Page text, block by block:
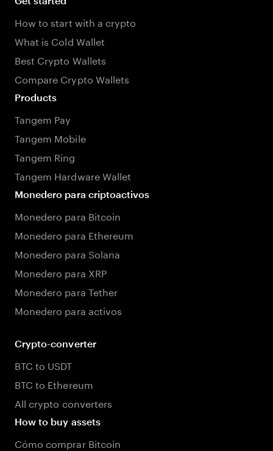
How to start with a crypto
What is Cold Wallet
Best Crypto Wallets
Compare Crypto Wallets
Products
Tangem Pay
Tangem Mobile
Tangem Ring
Tangem Hardware Wallet
Monedero para criptoactivos
Monedero para Bitcoin
Monedero para Ethereum
Monedero para Solana
Monedero para XRP
Monedero para Tether
Monedero para activos
Crypto-converter
BTC to USDT
BTC to Ethereum
All crypto converters
How to buy assets
Cómo comprar Bitcoin